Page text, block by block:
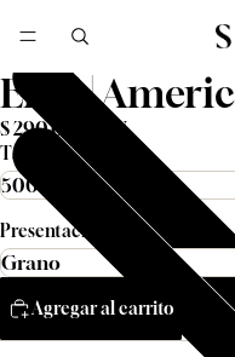
Enki |
$ 290.00 MXN
Tamaño
Presentación
Agregar al carrito